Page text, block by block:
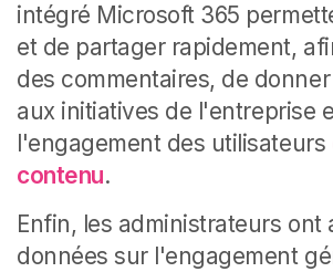
intégré Microsoft 365
et de partager rapidement,
des commentaires, de
aux initiatives de l'entreprise
l'engagement des utilisateurs
contenu.
Enfin, les administrateurs ont
données sur l'engagement